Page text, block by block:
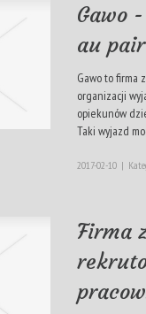
Gawo
au
Gawo to firma
organizacji
opiekunów
Taki wyjazd
2017-02-10 |
Firma